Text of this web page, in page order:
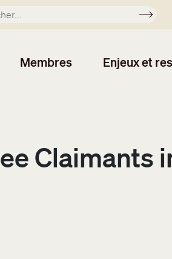
Membres Enjeux et
Claimants